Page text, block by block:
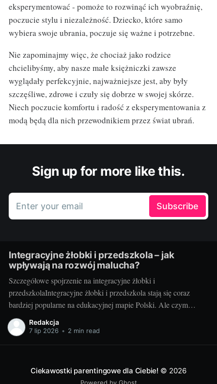
eksperymentować - pomoże to rozwinąć ich wyobraźnię,
poczucie stylu i niezależność. Dziecko, które samo
wybiera swoje ubrania, poczuje się ważne i potrzebne.
Nie zapominajmy więc, że chociaż jako rodzice
chcielibyśmy, aby nasze małe księżniczki zawsze
wyglądały perfekcyjnie, najważniejsze jest, aby były
szczęśliwe, zdrowe i czuły się dobrze w swojej skórze.
Niech poczucie komfortu i radość z eksperymentowania z
modą będą dla nich przewodnikiem przez świat ubrań.
Sign up for more like this.
Enter your email Subscribe
Integracyjne żłobki i przedszkola – jak
wpływają na rozwój malucha?
Szczegółowe spojrzenie na integracyjne żłobki i
przedszkolaIntegracyjne żłobki i przedszkola stają się coraz
bardziej popularne na edukacyjnej mapie Polski. Ale czym
dokładnie są te instytucje i jakie korzyści przynoszą dzieciom?
Integracyjne żłobki i przedszkola to miejsca, gdzie dzieci o
Redakcja
7 lip 2026 • 2 min read
Ciekawostki parentingowe dla Ciebie! © 2026